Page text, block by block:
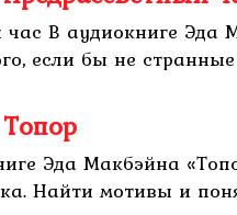
В аудиокниге Эда
если бы не
Эда Макбэйна
Найти мотивы и